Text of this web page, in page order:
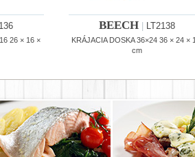
26 × 16 ×
BEECH LT2138
KRÁJACIA DOSKA 36×24 36 × 24 ×
cm